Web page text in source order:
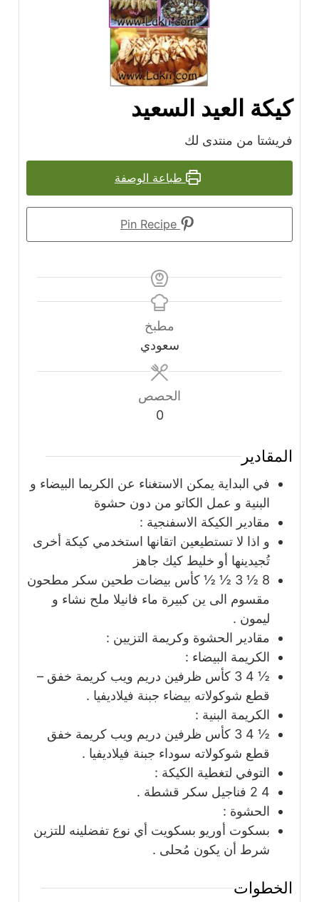
كيكة العيد السعيد
فريشتا من منتدى لك
طباعة الوصفة
Pin Recipe
مطبخ
سعودي
الحصص
0
المقادير
في البداية يمكن الاستغناء عن الكريما البيضاء و
البنية و عمل الكاتو من دون حشوة
مقادير الكيكة الاسفنجية :
و اذا لا تستطيعين اتقانها استخدمي كيكة أخرى
تُجيدينها أو خليط كيك جاهز
8 ½ 3 ½ ½
كأس بيضات طحين سكر مطحون
مقسوم الى ين كبيرة ماء فانيلا ملح نشاء و
ليمون .
مقادير الحشوة وكريمة التزيين :
الكريمة البيضاء :
½ 4 3
كأس ظرفين دريم ويب كريمة خفق –
قطع شوكولاته بيضاء جبنة فيلاديفيا .
الكريمة البنية :
½ 4 3
كأس ظرفين دريم ويب كريمة خفق
قطع شوكولاته سوداء جبنة فيلاديفيا .
التوفي لتغطية الكيكة :
4 2
فناجيل سكر قشطة .
الحشوة :
بسكوت أوريو بسكويت أي نوع تفضلينه للتزين
شرط أن يكون مُحلى .
الخطوات